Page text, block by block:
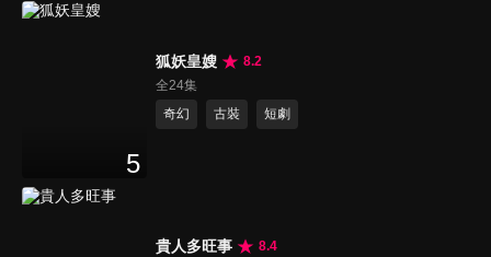
5
狐妖皇嫂
8.2
全24集
奇幻
古裝 短劇
貴人多旺事
8.4